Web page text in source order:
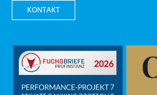
KONTAKT